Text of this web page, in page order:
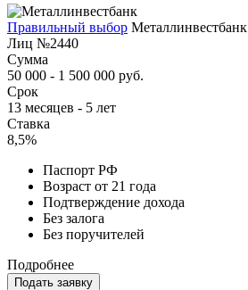
Правильный выбор Металлинвестбанк
Лиц №2440
Сумма
50 000 - 1 500 000 руб.
Срок
13 месяцев - 5 лет
Ставка
8,5%
Паспорт РФ
Возраст от 21 года
Подтверждение дохода
Без залога
Без поручителей
Подробнее
Подать заявку